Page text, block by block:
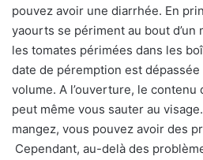
pouvez avoir une diarrhée. En
yaourts se périment au bout d’un
les tomates périmées dans les
date de péremption est
volume. A l’ouverture, le contenu
peut même vous sauter au
mangez, vous pouvez avoir des
Cependant, au-delà des